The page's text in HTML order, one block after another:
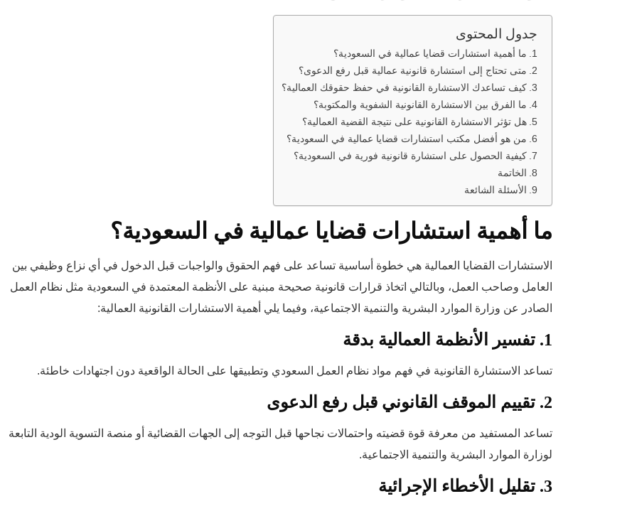
جدول المحتوى
ما أهمية استشارات قضايا عمالية في السعودية؟
متى تحتاج إلى استشارة قانونية عمالية قبل رفع الدعوى؟
كيف تساعدك الاستشارة القانونية في حفظ حقوقك العمالية؟
ما الفرق بين الاستشارة القانونية الشفوية والمكتوبة؟
هل تؤثر الاستشارة القانونية على نتيجة القضية العمالية؟
من هو أفضل مكتب استشارات قضايا عمالية في السعودية؟
كيفية الحصول على استشارة قانونية فورية في السعودية؟
الخاتمة
الأسئلة الشائعة
ما أهمية استشارات قضايا عمالية في السعودية؟
الاستشارات القضايا العمالية هي خطوة أساسية تساعد على فهم الحقوق والواجبات قبل الدخول في أي نزاع وظيفي بين
العامل وصاحب العمل، وبالتالي اتخاذ قرارات قانونية صحيحة مبنية على الأنظمة المعتمدة في السعودية مثل نظام العمل
الصادر عن وزارة الموارد البشرية والتنمية الاجتماعية، وفيما يلي أهمية الاستشارات القانونية العمالية:
1. تفسير الأنظمة العمالية بدقة
تساعد الاستشارة القانونية في فهم مواد نظام العمل السعودي وتطبيقها على الحالة الواقعية دون اجتهادات خاطئة.
2. تقييم الموقف القانوني قبل رفع الدعوى
تساعد المستفيد من معرفة قوة قضيته واحتمالات نجاحها قبل التوجه إلى الجهات القضائية أو منصة التسوية الودية التابعة
لوزارة الموارد البشرية والتنمية الاجتماعية.
3. تقليل الأخطاء الإجرائية